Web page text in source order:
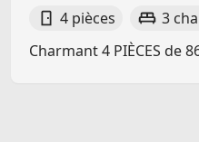
4 pièces 3
Charmant 4 PIÈCES de